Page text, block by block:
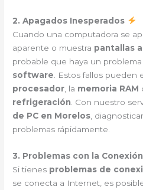
2. Apagados Inesperados
Cuando una computadora se
aparente o muestra pantallas
probable que haya un
software . Estos fallos
procesador , la memoria RAM
refrigeración . Con nuestro
de PC en Morelos ,
problemas rápidamente.
3. Problemas con la
Si tienes problemas de
se conecta a Internet, es